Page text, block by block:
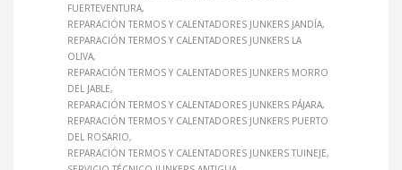
FUERTEVENTURA
REPARACIÓN TERMOS Y CALENTADORES JUNKERS JANDÍA
REPARACIÓN TERMOS Y CALENTADORES JUNKERS LA
OLIVA
REPARACIÓN TERMOS Y CALENTADORES JUNKERS MORRO
DEL JABLE
REPARACIÓN TERMOS Y CALENTADORES JUNKERS PÁJARA
REPARACIÓN TERMOS Y CALENTADORES JUNKERS PUERTO
DEL ROSARIO
REPARACIÓN TERMOS Y CALENTADORES JUNKERS TUINEJE